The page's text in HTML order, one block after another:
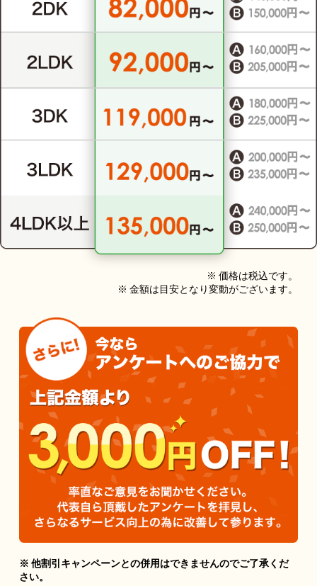
※ 価格は税込です。
※ 金額は目安となり変動がございます。
※ 他割引キャンペーンとの併用はできませんのでご了承くだ
さい。